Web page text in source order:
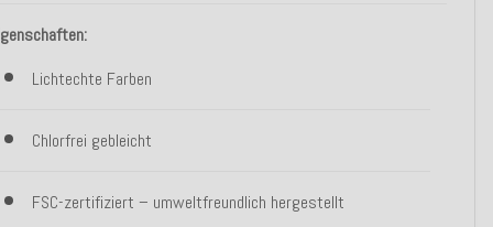
Lichtechte Farben
Chlorfrei gebleicht
FSC-zertifiziert – umweltfreundlich hergestellt